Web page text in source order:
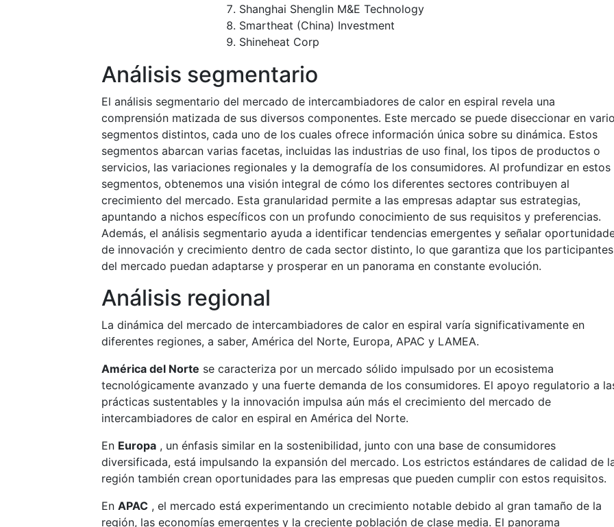
Shanghai Shenglin M&E Technology
Smartheat (China) Investment
Shineheat Corp
Análisis segmentario
El análisis segmentario del mercado de intercambiadores de calor en espiral revela una
comprensión matizada de sus diversos componentes. Este mercado se puede diseccionar en
segmentos distintos, cada uno de los cuales ofrece información única sobre su dinámica. Estos
segmentos abarcan varias facetas, incluidas las industrias de uso final, los tipos de productos o
servicios, las variaciones regionales y la demografía de los consumidores. Al profundizar en estos
segmentos, obtenemos una visión integral de cómo los diferentes sectores contribuyen al
crecimiento del mercado. Esta granularidad permite a las empresas adaptar sus estrategias,
apuntando a nichos específicos con un profundo conocimiento de sus requisitos y preferencias.
Además, el análisis segmentario ayuda a identificar tendencias emergentes y señalar
de innovación y crecimiento dentro de cada sector distinto, lo que garantiza que los participantes
del mercado puedan adaptarse y prosperar en un panorama en constante evolución.
Análisis regional
La dinámica del mercado de intercambiadores de calor en espiral varía significativamente en
diferentes regiones, a saber, América del Norte, Europa, APAC y LAMEA.
América del Norte se caracteriza por un mercado sólido impulsado por un ecosistema
tecnológicamente avanzado y una fuerte demanda de los consumidores. El apoyo regulatorio a
prácticas sustentables y la innovación impulsa aún más el crecimiento del mercado de
intercambiadores de calor en espiral en América del Norte.
En Europa , un énfasis similar en la sostenibilidad, junto con una base de consumidores
diversificada, está impulsando la expansión del mercado. Los estrictos estándares de calidad de
región también crean oportunidades para las empresas que pueden cumplir con estos requisitos.
En APAC , el mercado está experimentando un crecimiento notable debido al gran tamaño de la
región, las economías emergentes y la creciente población de clase media. El panorama